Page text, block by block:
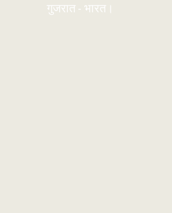
गुजरात - भारत।